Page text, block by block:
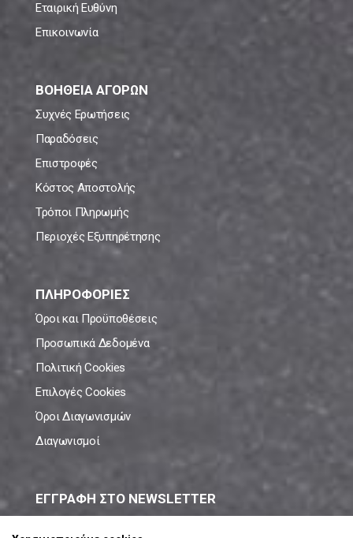
Εταιρική Ευθύνη
Επικοινωνία
ΒΟΗΘΕΙΑ ΑΓΟΡΩΝ
Συχνές Ερωτήσεις
Παραδόσεις
Επιστροφές
Κόστος Αποστολής
Τρόποι Πληρωμής
Περιοχές Εξυπηρέτησης
ΠΛΗΡΟΦΟΡΙΕΣ
Όροι και Προϋποθέσεις
Προσωπικά Δεδομένα
Πολιτική Cookies
Επιλογές Cookies
Όροι Διαγωνισμών
Διαγωνισμοί
ΕΓΓΡΑΦΗ ΣΤΟ NEWSLETTER